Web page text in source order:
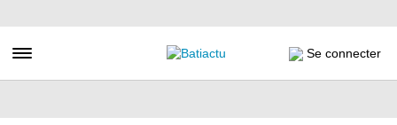
au
principal
Toggle navigation Se connecter